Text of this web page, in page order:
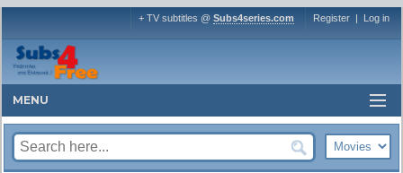
+ TV subtitles @ Subs4series.com Register | Log in
MENU